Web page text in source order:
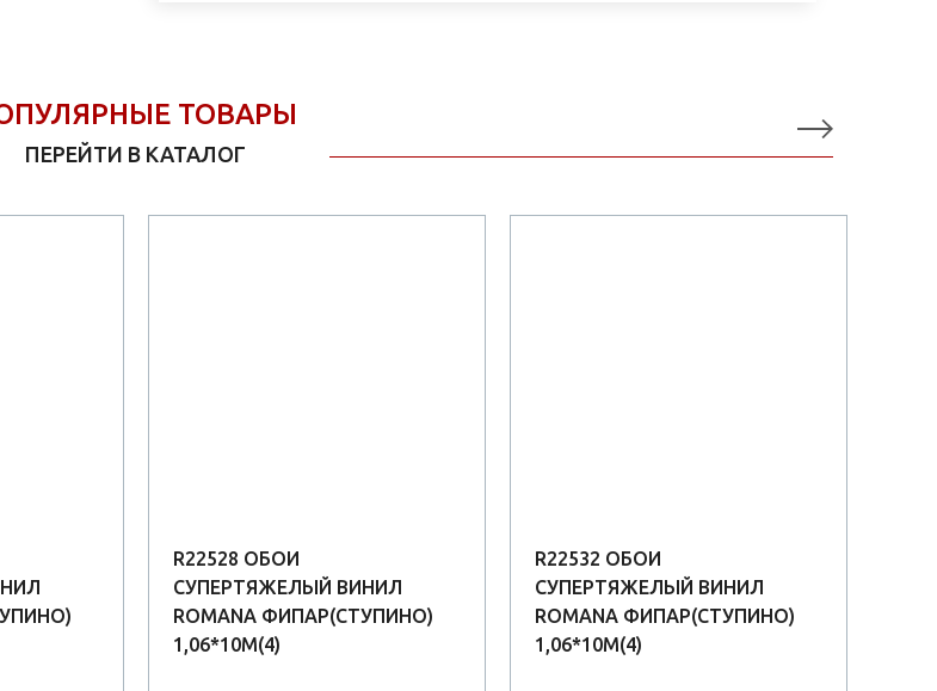
ТОВАРЫ
ПЕРЕЙТИ В КАТАЛОГ
R22528 ОБОИ
СУПЕРТЯЖЕЛЫЙ ВИНИЛ
ROMANA ФИПАР(СТУПИНО)
1,06*10М(4)
R22532 ОБОИ
СУПЕРТЯЖЕЛЫЙ ВИНИЛ
ROMANA ФИПАР(СТУПИНО)
1,06*10М(4)